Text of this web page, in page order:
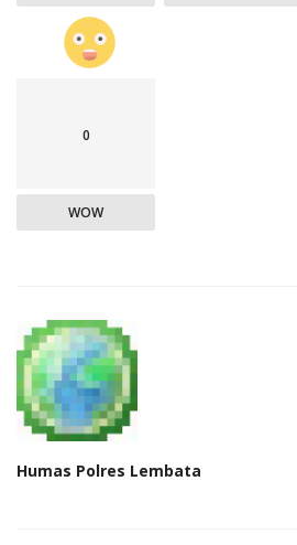
0
WOW
Humas Polres Lembata